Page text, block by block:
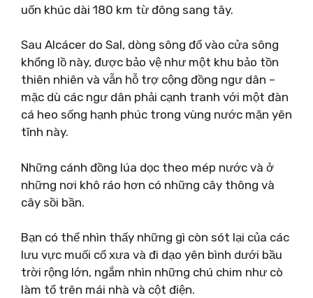
uốn khúc dài 180 km từ đông sang tây.
Sau Alcácer do Sal, dòng sông đổ vào cửa sông
khổng lồ này, được bảo vệ như một khu bảo tồn
thiên nhiên và vẫn hỗ trợ cộng đồng ngư dân –
mặc dù các ngư dân phải cạnh tranh với một đàn
cá heo sống hạnh phúc trong vùng nước mặn yên
tĩnh này.
Những cánh đồng lúa dọc theo mép nước và ở
những nơi khô ráo hơn có những cây thông và
cây sồi bần.
Bạn có thể nhìn thấy những gì còn sót lại của các
lưu vực muối cổ xưa và đi dạo yên bình dưới bầu
trời rộng lớn, ngắm nhìn những chú chim như cò
làm tổ trên mái nhà và cột điện.